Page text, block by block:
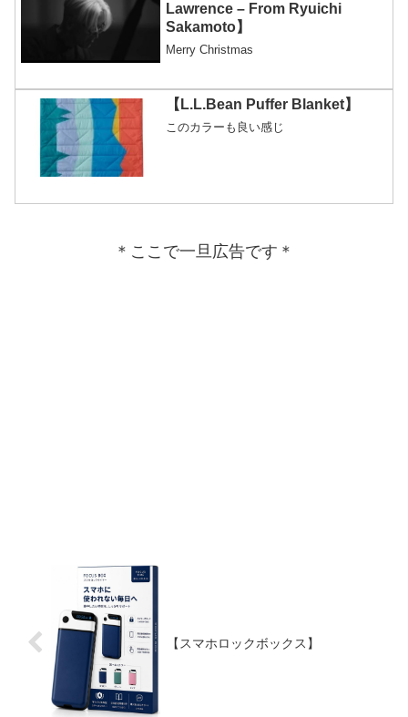
Lawrence – From Ryuichi
Sakamoto】
Merry Christmas
【L.L.Bean Puffer Blanket】
このカラーも良い感じ
＊ここで一旦広告です＊
【スマホロックボックス】